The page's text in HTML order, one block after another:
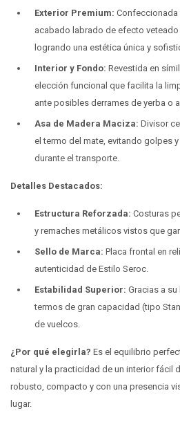
Exterior Premium: Confeccionada
acabado labrado de efecto
logrando una estética única y
Interior y Fondo: Revestida en
elección funcional que facilita la
ante posibles derrames de yerba o
Asa de Madera Maciza: Divisor
el termo del mate, evitando golpes
durante el transporte.
Detalles Destacados:
Estructura Reforzada: Costuras
y remaches metálicos vistos que
Sello de Marca: Placa frontal en
autenticidad de Estilo Seroc.
Estabilidad Superior: Gracias a
termos de gran capacidad (tipo
de vuelcos.
¿Por qué elegirla? Es el equilibrio
natural y la practicidad de un interior fácil
robusto, compacto y con una presencia
lugar.